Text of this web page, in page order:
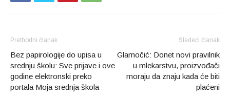
Prethodni članak
Bez papirologije do upisa u
srednju školu: Sve prijave i ove
godine elektronski preko
portala Moja srednja škola
Sledeći članak
Glamočić: Donet novi pravilnik
u mlekarstvu, proizvođači
moraju da znaju kada će biti
plaćeni